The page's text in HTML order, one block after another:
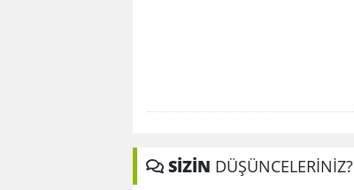
SİZİN DÜŞÜNCELERİNİZ?